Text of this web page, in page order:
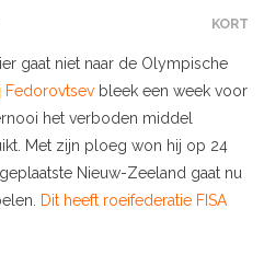
KORT
gaat niet naar de Olympische
Fedorovtsevbleek een week voor
het verboden middel
Met zijn ploeg won hij op 24
Nieuw-Zeeland gaat nu
Dit heeft roeifederatie FISA